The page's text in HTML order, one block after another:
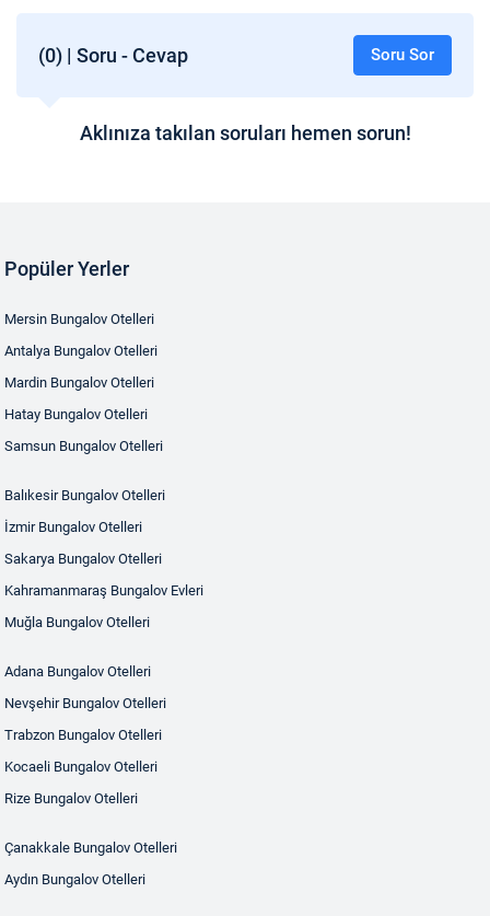
(0) | Soru - Cevap Soru Sor
Aklınıza takılan soruları hemen sorun!
Popüler Yerler
Mersin Bungalov Otelleri
Antalya Bungalov Otelleri
Mardin Bungalov Otelleri
Hatay Bungalov Otelleri
Samsun Bungalov Otelleri
Balıkesir Bungalov Otelleri
İzmir Bungalov Otelleri
Sakarya Bungalov Otelleri
Kahramanmaraş Bungalov Evleri
Muğla Bungalov Otelleri
Adana Bungalov Otelleri
Nevşehir Bungalov Otelleri
Trabzon Bungalov Otelleri
Kocaeli Bungalov Otelleri
Rize Bungalov Otelleri
Çanakkale Bungalov Otelleri
Aydın Bungalov Otelleri